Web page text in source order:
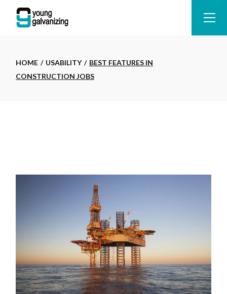
HOME USABILITY
BEST FEATURES IN
CONSTRUCTION JOBS